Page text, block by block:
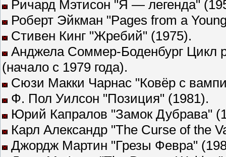
Ричард Мэтисон "Я — легенда"
Роберт Эйкман "Pages from a
Стивен Кинг "Жребий" (1975).
Анджела Соммер-Боденбург Цикл
(начало с 1979 года).
Сюзи Макки Чарнас "Ковёр с
Ф. Пол Уилсон "Позиция" (1981).
Юрий Капралов "Замок Дубрава"
Карл Александр "The Curse of the
Джордж Мартин "Грезы Февра"